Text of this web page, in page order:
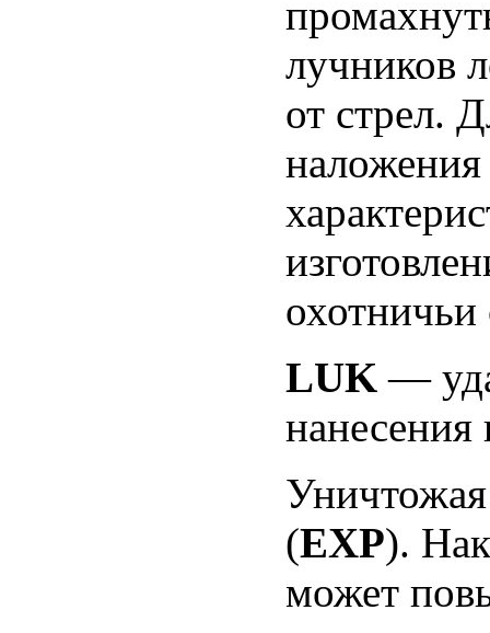
лучников
от стрел.
наложения
LUK —
нанесения
(EXP).
может